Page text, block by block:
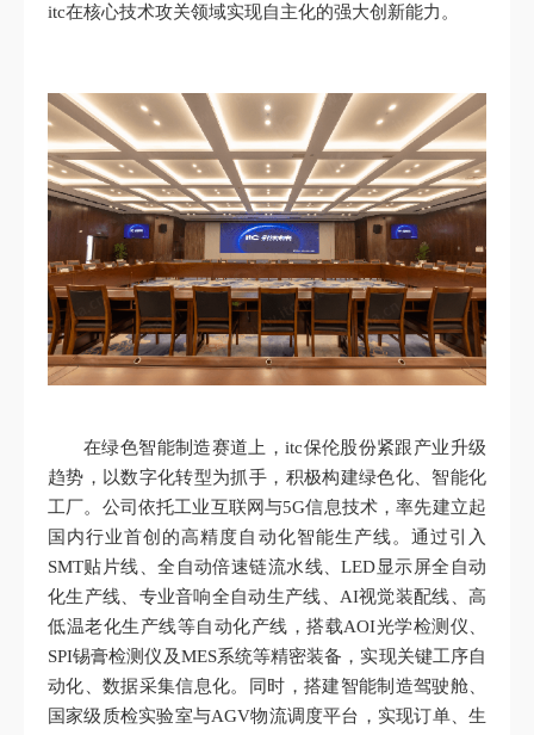
itc在核心技术攻关领域实现自主化的强大创新能力。
在绿色智能制造赛道上，itc保伦股份紧跟产业升级
趋势，以数字化转型为抓手，积极构建绿色化、智能化
工厂。公司依托工业互联网与5G信息技术，率先建立起
国内行业首创的高精度自动化智能生产线。通过引入
SMT贴片线、全自动倍速链流水线、LED显示屏全自动
化生产线、专业音响全自动生产线、AI视觉装配线、高
低温老化生产线等自动化产线，搭载AOI光学检测仪、
SPI锡膏检测仪及MES系统等精密装备，实现关键工序自
动化、数据采集信息化。同时，搭建智能制造驾驶舱、
国家级质检实验室与AGV物流调度平台，实现订单、生